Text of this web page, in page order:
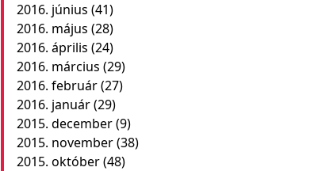
2016. június (41)
2016. május (28)
2016. április (24)
2016. március (29)
2016. február(27)
2016. január(29)
2015. december(9)
2015. november(38)
2015. október(48)